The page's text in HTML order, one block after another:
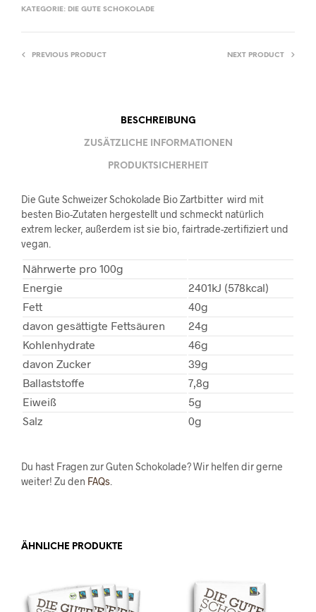
KATEGORIE: DIE GUTE SCHOKOLADE
PREVIOUS PRODUCT NEXT PRODUCT
BESCHREIBUNG
ZUSÄTZLICHE INFORMATIONEN
PRODUKTSICHERHEIT
Die Gute Schweizer Schokolade Bio Zartbitter wird mit
besten Bio-Zutaten hergestellt und schmeckt natürlich
extrem lecker, außerdem ist sie bio, fairtrade-zertifiziert und
vegan.
Nährwerte pro 100g
Energie
2401kJ (578kcal)
Fett
40g
davon gesättigte Fettsäuren
24g
Kohlenhydrate
46g
davon Zucker
39g
Ballaststoffe
7,8g
Eiweiß
5g
Salz
0g
Du hast Fragen zur Guten Schokolade? Wir helfen dir gerne
weiter! Zu den FAQs
ÄHNLICHE PRODUKTE